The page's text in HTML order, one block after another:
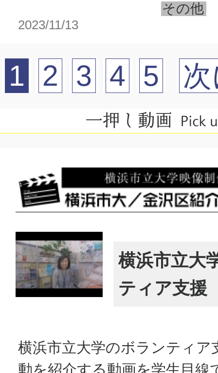
その他
2023/11/13
1 2 3 4 5
横浜市立大
ティア支援
横浜市立大学のボランティア
動を紹介する動画を学生目線